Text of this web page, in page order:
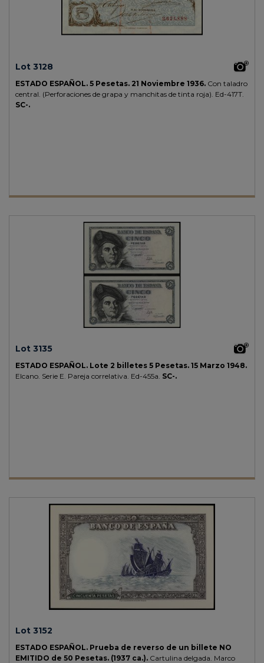
Lot 3128
ESTADO ESPAÑOL. 5 Pesetas. 21 Noviembre 1936. Con taladro
central. (Perforaciones de grapa y manchitas de tinta roja). Ed-417T.
SC-.
Lot 3135
ESTADO ESPAÑOL. Lote 2 billetes 5 Pesetas. 15 Marzo 1948.
Elcano. Serie E. Pareja correlativa. Ed-455a. SC-.
Lot 3152
ESTADO ESPAÑOL. Prueba de reverso de un billete NO
EMITIDO de 50 Pesetas. (1937 ca.). Cartulina delgada. Marco